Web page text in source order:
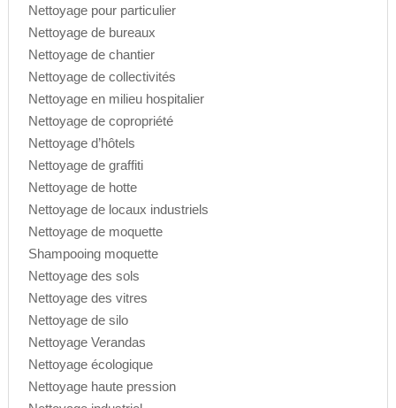
Nettoyage pour particulier
Nettoyage de bureaux
Nettoyage de chantier
Nettoyage de collectivités
Nettoyage en milieu hospitalier
Nettoyage de copropriété
Nettoyage d’hôtels
Nettoyage de graffiti
Nettoyage de hotte
Nettoyage de locaux industriels
Nettoyage de moquette
Shampooing moquette
Nettoyage des sols
Nettoyage des vitres
Nettoyage de silo
Nettoyage Verandas
Nettoyage écologique
Nettoyage haute pression